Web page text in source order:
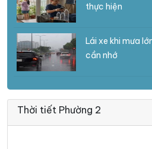
thực hiện
Lái xe khi mưa
cần nhớ
Thời tiết Phường 2